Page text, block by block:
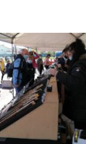
seniors garçons par
dans Le Progrès
2 et Fédérale B: finir
priorité
2026